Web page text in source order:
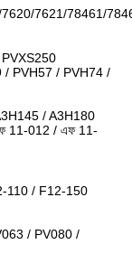
7621/78461/
/ PVH57 / PVH74 /
/ A3H180
11-012 / এফ 11-
110 / F12-150
/ PV080 /